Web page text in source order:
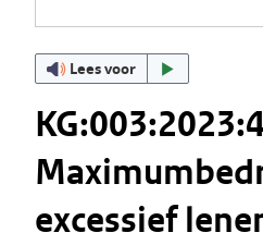
Lees voor
excessief